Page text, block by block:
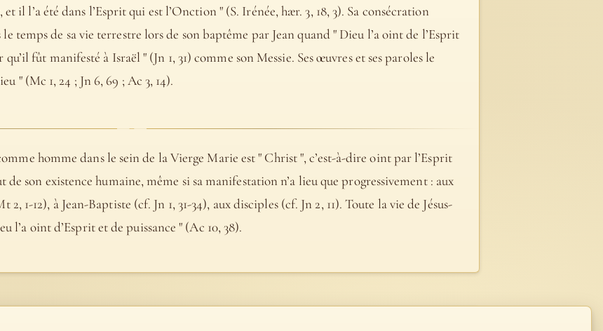
il l’a été dans l’Esprit qui est l’Onction " (S. Irénée, hær. 3, 18, 3). Sa consécration
le temps de sa vie terrestre lors de son baptême par Jean quand " Dieu l’a oint de l’Esprit
fût manifesté à Israël " (Jn 1, 31) comme son Messie. Ses œuvres et ses paroles le
" (Mc 1, 24 ; Jn 6, 69 ; Ac 3, 14).
homme dans le sein de la Vierge Marie est " Christ ", c’est-à-dire oint par l’Esprit
de son existence humaine, même si sa manifestation n’a lieu que progressivement : aux
1-12), à Jean-Baptiste (cf. Jn 1, 31-34), aux disciples (cf. Jn 2, 11). Toute la vie de Jésus-
oint d’Esprit et de puissance " (Ac 10, 38).